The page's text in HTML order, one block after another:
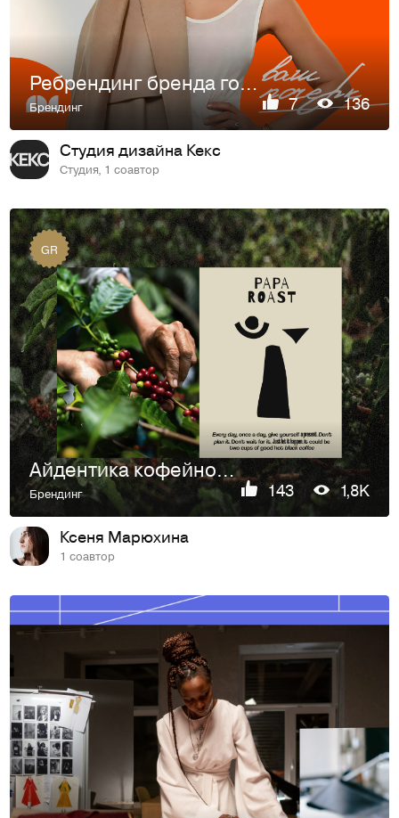
Ребрендинг бренда готовых выкроек Лека Маркет
Брендинг 7 136
Студия дизайна Кекс
Студия, 1 соавтор
GR
Айдентика кофейного бренда Papa Roast
Брендинг 143 1,8K
Ксеня Марюхина
1 соавтор